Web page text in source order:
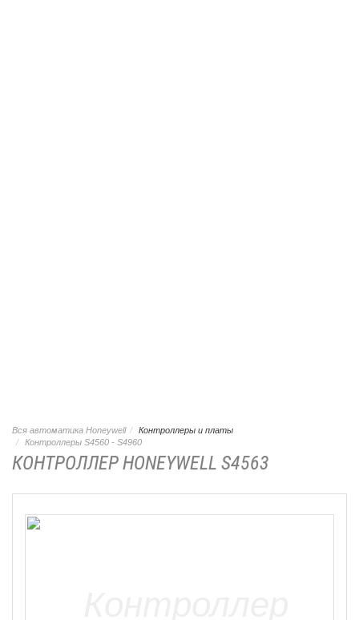
Вся автоматика Honeywell
Контроллеры и платы
Контроллеры S4560 - S4960
КОНТРОЛЛЕР HONEYWELL S4563